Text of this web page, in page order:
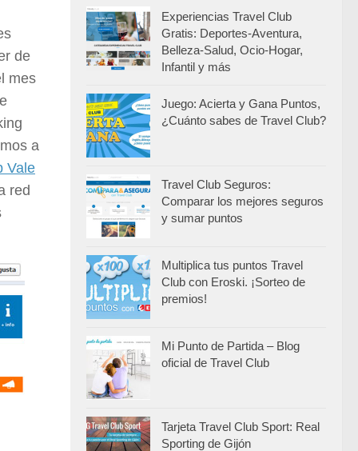
de
mes
a
Vale
red
Experiencias Travel Club
Gratis: Deportes-Aventura,
Belleza-Salud, Ocio-Hogar,
Infantil y más
Juego: Acierta y Gana Puntos,
¿Cuánto sabes de Travel Club?
Travel Club Seguros:
Comparar los mejores seguros
y sumar puntos
Multiplica tus puntos Travel
Club con Eroski. ¡Sorteo de
premios!
Mi Punto de Partida – Blog
oficial de Travel Club
Tarjeta Travel Club Sport: Real
Sporting de Gijón